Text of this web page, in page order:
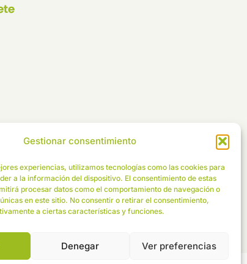
Gestionar consentimiento
experiencias, utilizamos tecnologías como las cookies para
a la información del dispositivo. El consentimiento de estas
procesar datos como el comportamiento de navegación o
en este sitio. No consentir o retirar el consentimiento,
a ciertas características y funciones.
Denegar Ver preferencias